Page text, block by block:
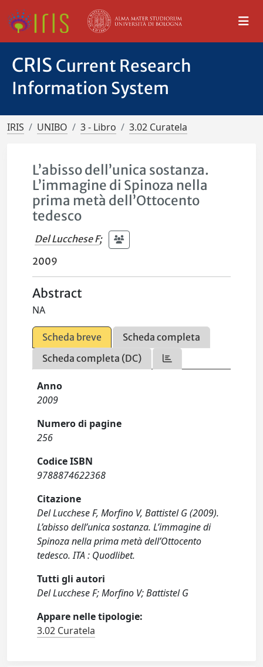
CRIS Current Research
Information System
IRIS UNIBO 3 - Libro 3.02 Curatela
L’abisso dell’unica sostanza.
L’immagine di Spinoza nella
prima metà dell’Ottocento
tedesco
Del Lucchese F;
2009
Abstract
NA
Scheda breve
Scheda completa
Scheda completa (DC)
Anno
2009
Numero di pagine
256
Codice ISBN
9788874622368
Citazione
Del Lucchese F, Morfino V, Battistel G (2009).
L’abisso dell’unica sostanza. L’immagine di
Spinoza nella prima metà dell’Ottocento
tedesco. ITA : Quodlibet.
Tutti gli autori
Del Lucchese F; Morfino V; Battistel G
Appare nelle tipologie:
3.02 Curatela